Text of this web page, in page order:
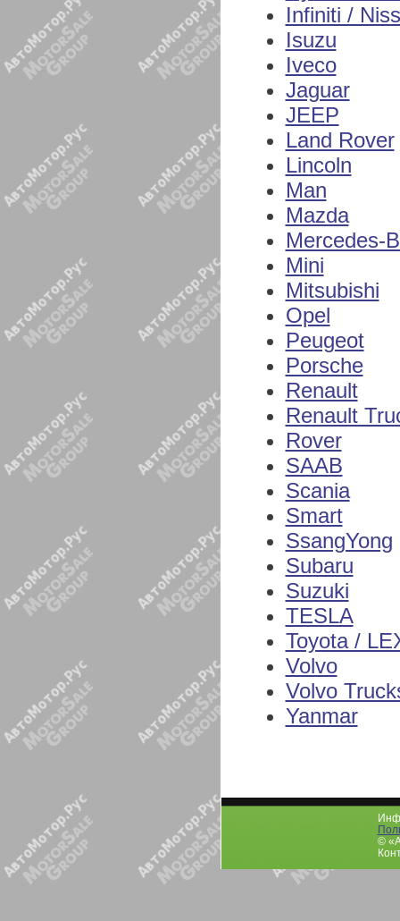
Infiniti /
Isuzu
Iveco
Jaguar
JEEP
Land Rover
Lincoln
Man
Mazda
Mercedes-
Mini
Mitsubishi
Opel
Peugeot
Porsche
Renault
Renault
Rover
SAAB
Scania
Smart
SsangYong
Subaru
Suzuki
TESLA
Toyota /
Volvo
Volvo
Yanmar
©